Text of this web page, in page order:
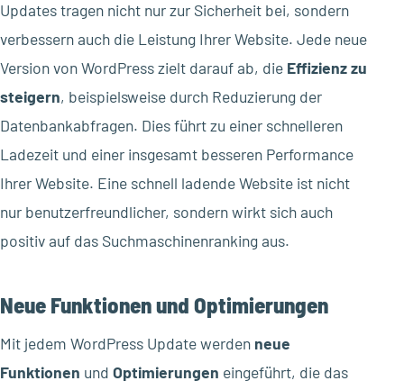
Updates tragen nicht nur zur Sicherheit bei, sondern
verbessern auch die Leistung Ihrer Website. Jede neue
Version von WordPress zielt darauf ab, die Effizienz zu
steigern, beispielsweise durch Reduzierung der
Datenbankabfragen. Dies führt zu einer schnelleren
Ladezeit und einer insgesamt besseren Performance
Ihrer Website. Eine schnell ladende Website ist nicht
nur benutzerfreundlicher, sondern wirkt sich auch
positiv auf das Suchmaschinenranking aus.
Neue Funktionen und Optimierungen
Mit jedem WordPress Update werden neue
Funktionen und Optimierungen eingeführt, die das